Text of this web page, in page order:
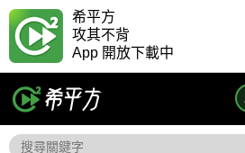
希平方
攻其不背
App 開放下載中